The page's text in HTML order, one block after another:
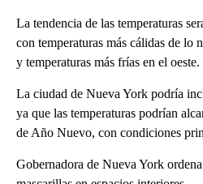
La tendencia de las temperaturas
con temperaturas más cálidas de lo
y temperaturas más frías en el oeste.
La ciudad de Nueva York podría
ya que las temperaturas podrían
de Año Nuevo, con condiciones
Gobernadora de Nueva York